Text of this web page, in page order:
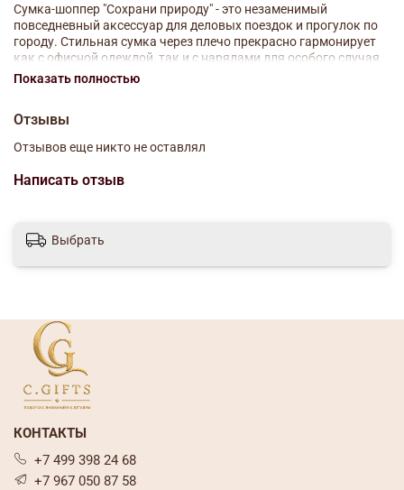
Сумка-шоппер "Сохрани природу" - это незаменимый
повседневный аксессуар для деловых поездок и прогулок по
городу. Стильная сумка через плечо прекрасно гармонирует
как с офисной одеждой, так и с нарядами для особого случая.
Вместительная повседневная сумка позволит взять с собой на
Женская сумка изготовлена из полиэстера - этот
продолжительный срок службы. Красивая и практичная
сумка на каждый день - верная помощница для всех
представительниц прекрасного пола.
Состав: полиэстер
Показать полностью
Отзывы
Отзывов еще никто не оставлял
Написать отзыв
Выбрать
КОНТАКТЫ
+7 499 398 24 68
+7 967 050 87 58